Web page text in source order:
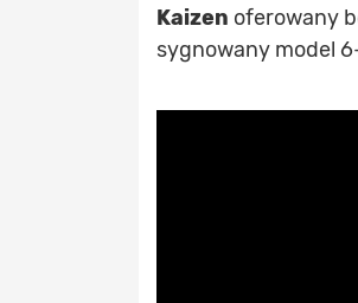
Kaizen oferowany
sygnowany model